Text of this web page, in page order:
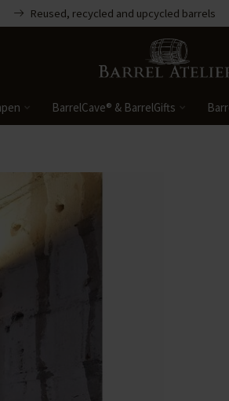
Reused, recycled and upcycled barrels
BarrelCave® & BarrelGifts